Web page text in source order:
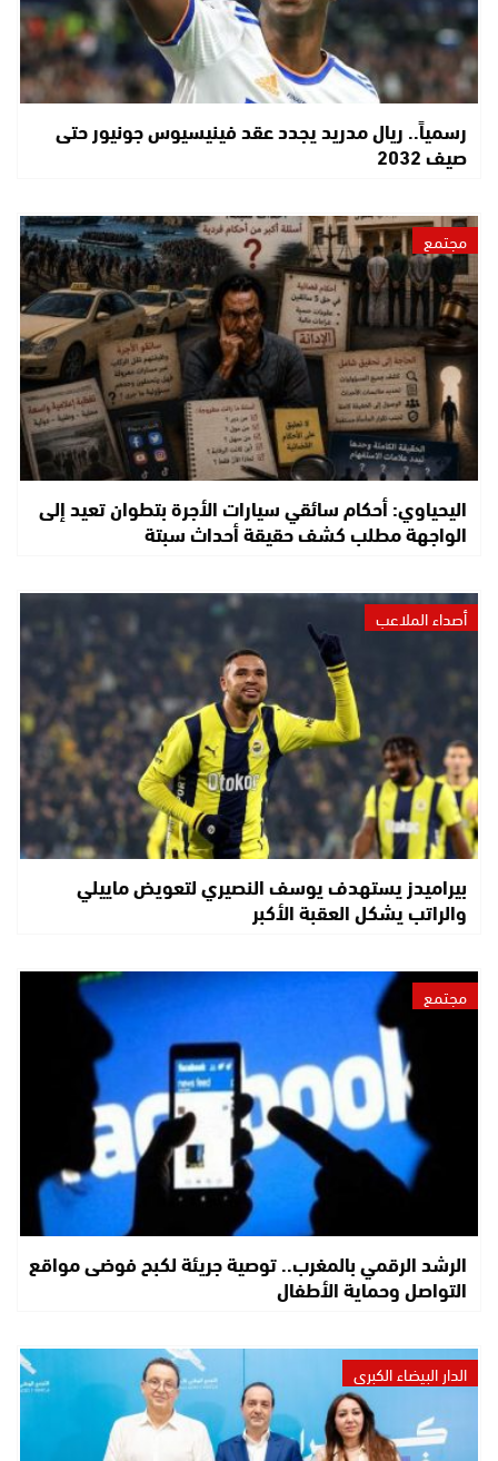
رسمياً.. ريال مدريد يجدد عقد فينيسيوس جونيور حتى
صيف 2032
مجتمع
اليحياوي: أحكام سائقي سيارات الأجرة بتطوان تعيد إلى
الواجهة مطلب كشف حقيقة أحداث سبتة
أصداء الملاعب
بيراميدز يستهدف يوسف النصيري لتعويض ماييلي
والراتب يشكل العقبة الأكبر
مجتمع
الرشد الرقمي بالمغرب.. توصية جريئة لكبح فوضى مواقع
التواصل وحماية الأطفال
الدار البيضاء الكبرى